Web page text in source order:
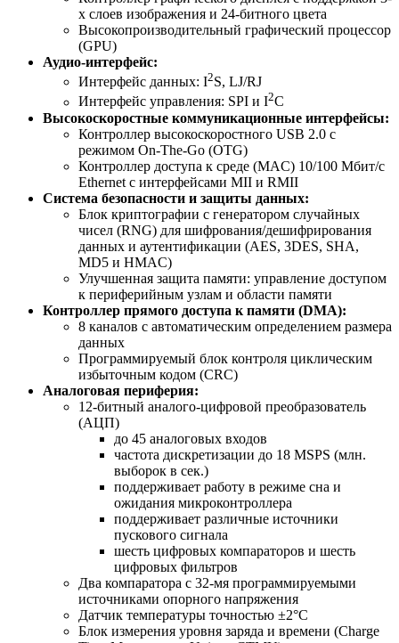
х слоев изображения и 24-битного цвета
Высокопроизводительный графический процессор
(GPU)
Аудио-интерфейс:
Интерфейс данных: I2S, LJ/RJ
Интерфейс управления: SPI и I2C
Высокоскоростные коммуникационные интерфейсы:
Контроллер высокоскоростного USB 2.0 с
режимом On-The-Go (OTG)
Контроллер доступа к среде (MAC) 10/100 Мбит/с
Ethernet с интерфейсами MII и RMII
Система безопасности и защиты данных:
Блок криптографии с генератором случайных
чисел (RNG) для шифрования/дешифрирования
данных и аутентификации (AES, 3DES, SHA,
MD5 и HMAC)
Улучшенная защита памяти: управление доступом
к периферийным узлам и области памяти
Контроллер прямого доступа к памяти (DMA):
8 каналов с автоматическим определением размера
данных
Программируемый блок контроля циклическим
избыточным кодом (CRC)
Аналоговая периферия:
12-битный аналого-цифровой преобразователь
(АЦП)
до 45 аналоговых входов
частота дискретизации до 18 MSPS (млн.
выборок в сек.)
поддерживает работу в режиме сна и
ожидания микроконтроллера
поддерживает различные источники
пускового сигнала
шесть цифровых компараторов и шесть
цифровых фильтров
Два компаратора с 32-мя программируемыми
источниками опорного напряжения
Датчик температуры точностью ±2°C
Блок измерения уровня заряда и времени (Charge